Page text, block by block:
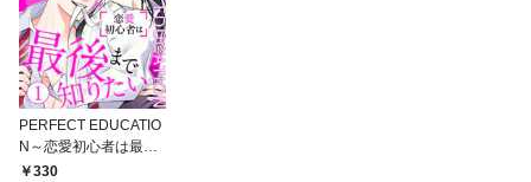
PERFECT EDUCATIO
N～恋愛初心者は最後
まで知りたい 1巻
330